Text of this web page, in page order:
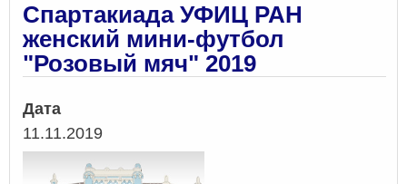
Спартакиада УФИЦ РАН
женский мини-футбол
"Розовый мяч" 2019
Дата
11.11.2019